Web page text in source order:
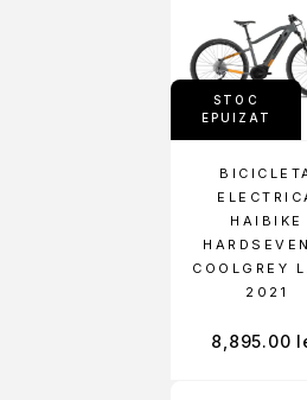
STOC
EPUIZAT
HAIBIKE
COOLGREY
2021
8,895.00